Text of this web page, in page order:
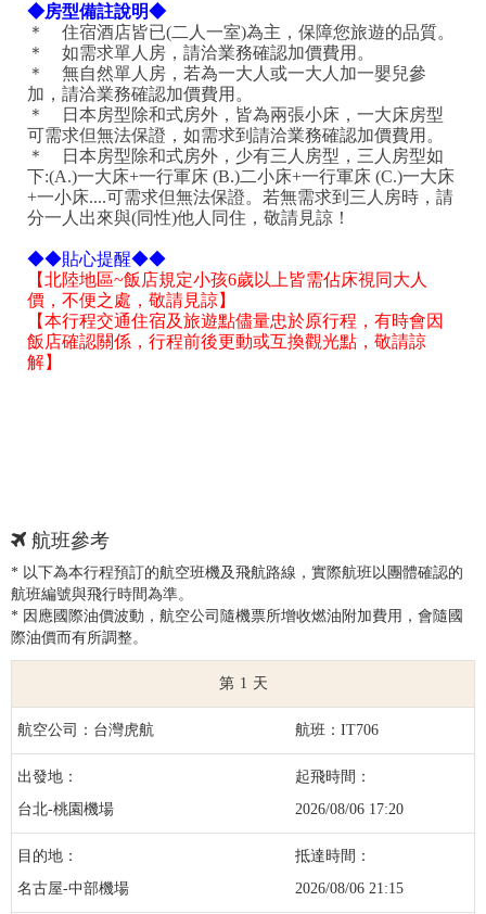
◆房型備註說明◆
＊ 住宿酒店皆已(二人一室)為主，保障您旅遊的品質。
＊ 如需求單人房，請洽業務確認加價費用。
＊ 無自然單人房，若為一大人或一大人加一嬰兒參
加，請洽業務確認加價費用。
＊ 日本房型除和式房外，皆為兩張小床，一大床房型
可需求但無法保證，如需求到請洽業務確認加價費用。
＊ 日本房型除和式房外，少有三人房型，三人房型如
下:(A.)一大床+一行軍床 (B.)二小床+一行軍床 (C.)一大床
+一小床....可需求但無法保證。若無需求到三人房時，請
分一人出來與(同性)他人同住，敬請見諒！
◆◆貼心提醒◆◆
【北陸地區~飯店規定小孩6歲以上皆需佔床視同大人
價，不便之處，敬請見諒】
【本行程交通住宿及旅遊點儘量忠於原行程，有時會因
飯店確認關係，行程前後更動或互換觀光點，敬請諒
解】
航班參考
* 以下為本行程預訂的航空班機及飛航路線，實際航班以團體確認的
航班編號與飛行時間為準。
* 因應國際油價波動，航空公司隨機票所增收燃油附加費用，會隨國
際油價而有所調整。
1
台灣虎航 IT706
台北-桃園機場 2026/08/06 17:20
名古屋-中部機場 2026/08/06 21:15